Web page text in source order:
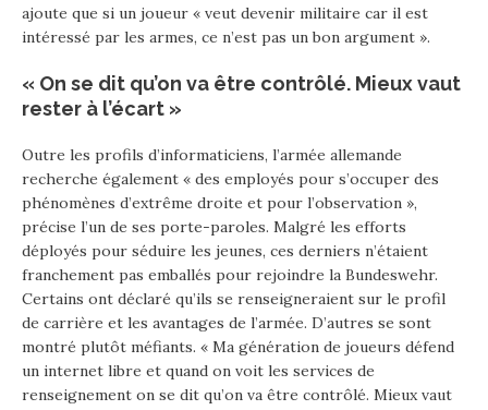
ajoute que si un joueur « veut devenir militaire car il est
intéressé par les armes, ce n’est pas un bon argument ».
« On se dit qu’on va être contrôlé. Mieux vaut
rester à l’écart »
Outre les profils d’informaticiens, l’armée allemande
recherche également « des employés pour s’occuper des
phénomènes d’extrême droite et pour l’observation »,
précise l’un de ses porte-paroles. Malgré les efforts
déployés pour séduire les jeunes, ces derniers n’étaient
franchement pas emballés pour rejoindre la Bundeswehr.
Certains ont déclaré qu’ils se renseigneraient sur le profil
de carrière et les avantages de l’armée. D’autres se sont
montré plutôt méfiants. « Ma génération de joueurs défend
un internet libre et quand on voit les services de
renseignement on se dit qu’on va être contrôlé. Mieux vaut